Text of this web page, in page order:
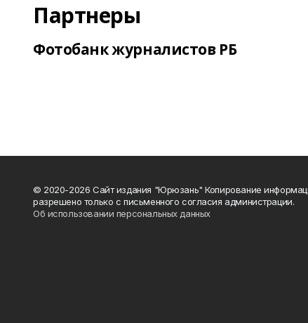
Партнеры
Фотобанк журналистов РБ
© 2020-2026 Сайт издания "Юрюзань" Копирование
разрешено только с письменного согласия администрации.
Об использовании персональных данных